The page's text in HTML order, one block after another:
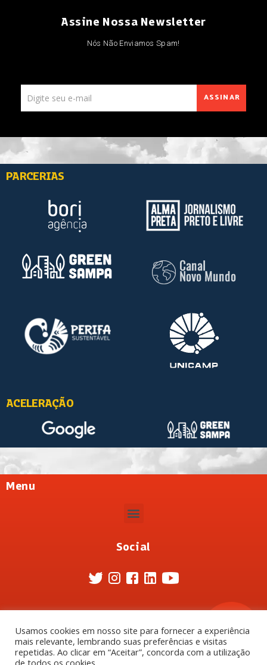
Assine Nossa Newsletter
Nós Não Enviamos Spam!
ASSINAR
PARCERIAS
ACELERAÇÃO
Menu
Social
Usamos cookies em nosso site para fornecer a experiência
mais relevante, lembrando suas preferências e visitas
repetidas. Ao clicar em “Aceitar”, concorda com a utilização
de todos os cookies.